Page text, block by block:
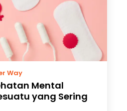
Way
Mental
yang Sering